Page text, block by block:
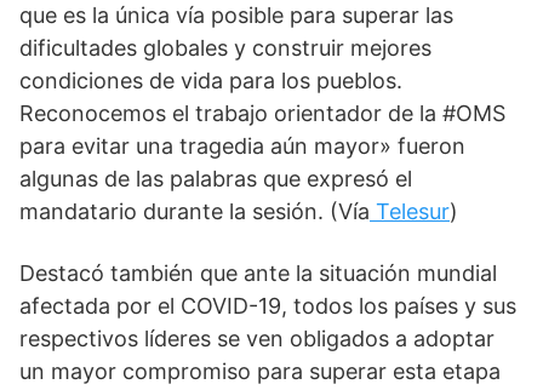
que es la única vía posible para superar las
dificultades globales y construir mejores
condiciones de vida para los pueblos.
Reconocemos el trabajo orientador de la #OMS
para evitar una tragedia aún mayor» fueron
algunas de las palabras que expresó el
mandatario durante la sesión. (Vía Telesur)
Destacó también que ante la situación mundial
afectada por el COVID-19, todos los países y sus
respectivos líderes se ven obligados a adoptar
un mayor compromiso para superar esta etapa